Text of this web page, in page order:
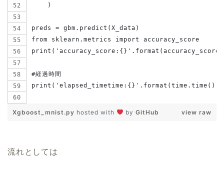
    )
preds = gbm.predict(X_data)
from sklearn.metrics import accuracy_score
#経過時間
view raw
Xgboost_mnist.py hosted with by GitHub
流れとしては